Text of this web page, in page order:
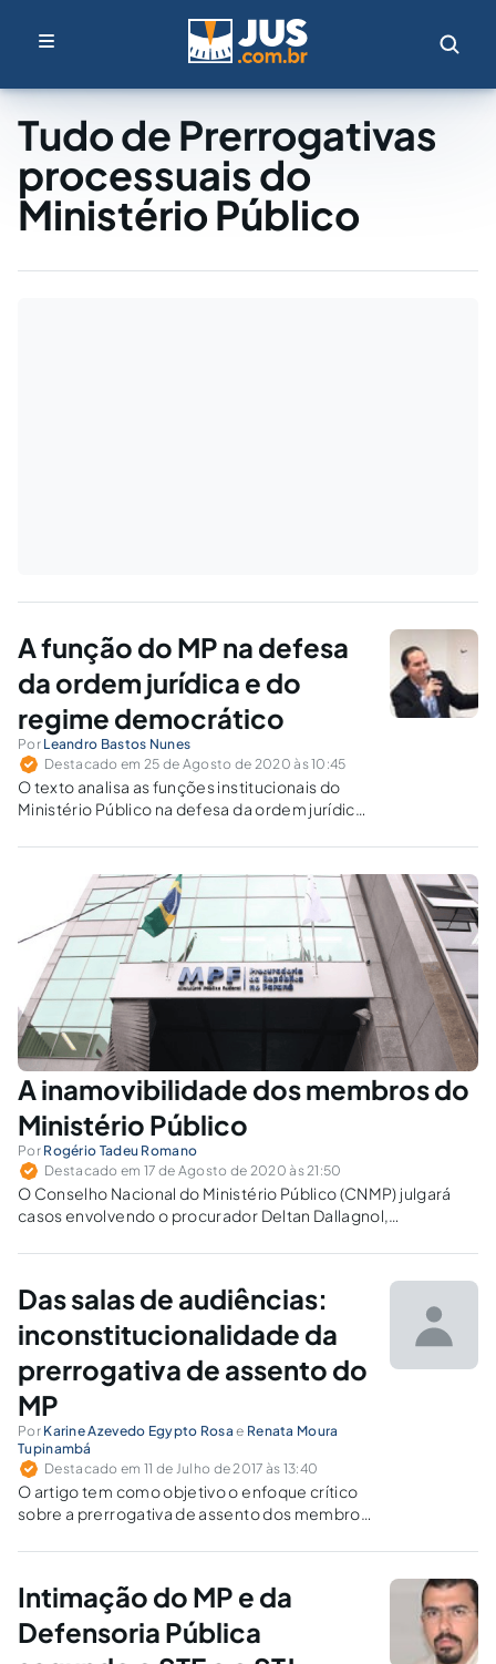
Tudo de Prerrogativas
processuais do
Ministério Público
A função do MP na defesa
da ordem jurídica e do
regime democrático
Por Leandro Bastos Nunes
Destacado em 25 de Agosto de 2020 às 10:45
O texto analisa as funções institucionais do
Ministério Público na defesa da ordem jurídica
condição de fiscal da ordem jurídica,
observado o princípio da independência
funcional, além das hipóteses legais de
intervenção.
A inamovibilidade dos membros do
Ministério Público
Por Rogério Tadeu Romano
Destacado em 17 de Agosto de 2020 às 21:50
O Conselho Nacional do Ministério Público (CNMP) julgará
casos envolvendo o procurador Deltan Dallagnol,
Das salas de audiências:
inconstitucionalidade da
prerrogativa de assento do
MP
Por Karine Azevedo Egypto Rosa e Renata Moura
Tupinambá
Destacado em 11 de Julho de 2017 às 13:40
O artigo tem como objetivo o enfoque crítico
sobre a prerrogativa de assento dos membros
inconstitucionalidade da disponibilidade do
audiências e sessões de julgamento.
Intimação do MP e da
Defensoria Pública